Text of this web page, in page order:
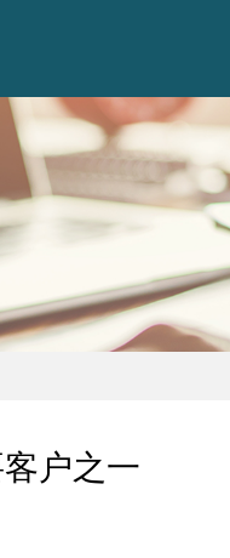
户之一